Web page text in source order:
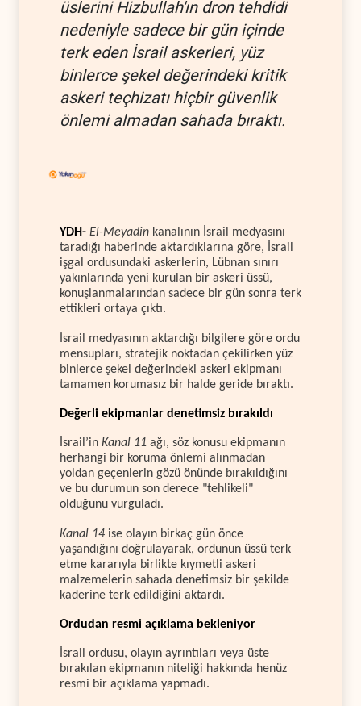
üslerini Hizbullah'ın dron tehdidi
nedeniyle sadece bir gün içinde
terk eden İsrail askerleri, yüz
binlerce şekel değerindeki kritik
askeri teçhizatı hiçbir güvenlik
önlemi almadan sahada bıraktı.
YDH- El-Meyadin kanalının İsrail medyasını
taradığı haberinde aktardıklarına göre, İsrail
işgal ordusundaki askerlerin, Lübnan sınırı
yakınlarında yeni kurulan bir askeri üssü,
konuşlanmalarından sadece bir gün sonra terk
ettikleri ortaya çıktı.
İsrail medyasının aktardığı bilgilere göre ordu
mensupları, stratejik noktadan çekilirken yüz
binlerce şekel değerindeki askeri ekipmanı
tamamen korumasız bir halde geride bıraktı.
Değerli ekipmanlar denetimsiz bırakıldı
İsrail’in Kanal 11 ağı, söz konusu ekipmanın
herhangi bir koruma önlemi alınmadan
yoldan geçenlerin gözü önünde bırakıldığını
ve bu durumun son derece "tehlikeli"
olduğunu vurguladı.
Kanal 14 ise olayın birkaç gün önce
yaşandığını doğrulayarak, ordunun üssü terk
etme kararıyla birlikte kıymetli askeri
malzemelerin sahada denetimsiz bir şekilde
kaderine terk edildiğini aktardı.
Ordudan resmi açıklama bekleniyor
İsrail ordusu, olayın ayrıntıları veya üste
bırakılan ekipmanın niteliği hakkında henüz
resmi bir açıklama yapmadı.